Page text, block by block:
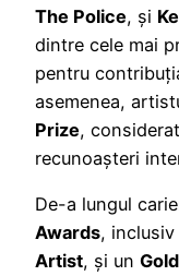
The Police, și
dintre cele mai
pentru
asemenea,
Prize,
recunoașteri
De-a lungul
Awards,
Artist, și un